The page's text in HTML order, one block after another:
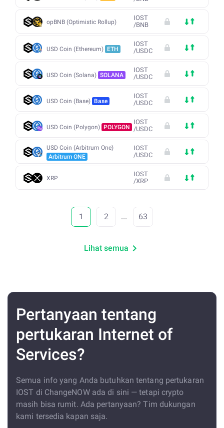
opBNB (Optimistic Rollup)
IOST
/BNB
USD Coin (Ethereum) ETH
IOST
/USDC
USD Coin (Solana) SOLANA
IOST
/USDC
USD Coin (Base) Base
IOST
/USDC
USD Coin (Polygon) POLYGON
IOST
/USDC
USD Coin (Arbitrum One)
Arbitrum ONE
IOST
/USDC
XRP
IOST
/XRP
1 2 ... 63
Lihat semua
Pertanyaan tentang
pertukaran Internet of
Services?
Semua info yang Anda butuhkan tentang pertukaran
IOST di ChangeNOW ada di sini — tetapi crypto
masih bisa rumit. Ada pertanyaan? Tim dukungan
kami tersedia kapan saja.